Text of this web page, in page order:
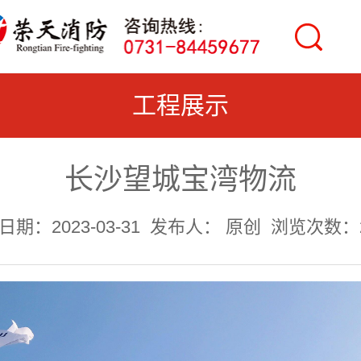
工程展示
长沙望城宝湾物流
期：2023-03-31 发布人： 原创 浏览次数